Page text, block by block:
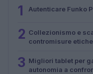
1 Autenticare Funko
2 Collezionismo e
contromisure etiche
3 Migliori tablet per
autonomia a